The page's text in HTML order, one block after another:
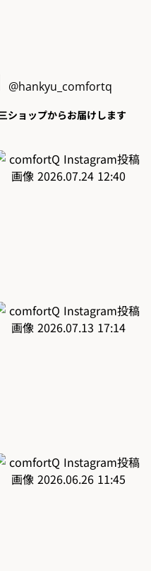
@hankyu_comfortq
ショップからお届けします